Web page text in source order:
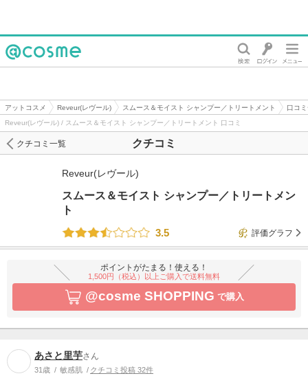
アットコスメ Reveur(レヴール) スムース＆モイスト シャンプー／トリートメント
口コ
Reveur(レヴール) / スムース＆モイスト シャンプー／トリートメント 口コミ
クチコミ
クチコミ一覧
Reveur(レヴール)
スムース＆モイスト シャンプー／トリートメン
ト
3.5
評価グラフ
ポイントがたまる！使える！
1,500円（税込）以上ご購入で送料無料
@cosme SHOPPING で購入
あさと里芋さん
31歳 敏感肌 クチコミ投稿 32件